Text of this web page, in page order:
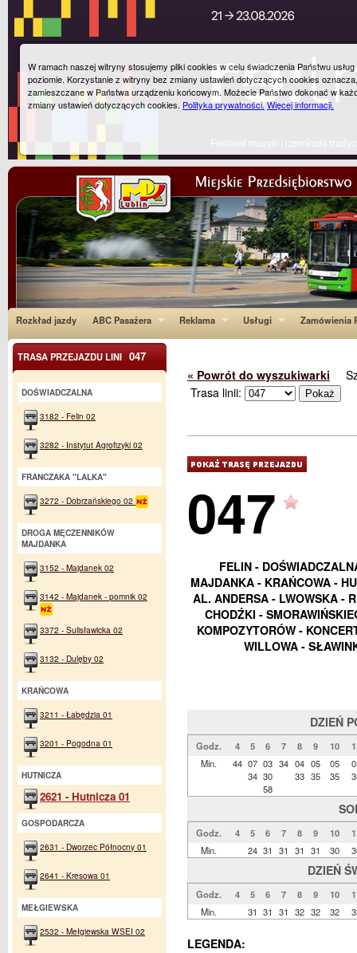
Rozkład jazdy ABC Pasażera Reklama Usługi Zamówienia
« Powrót do wyszukiwarki
Trasa linii:
047
FELIN -
MAJDANKA - KRAŃCOWA -
AL. ANDERSA - LWOWSKA -
CHODŹKI -
KOMPOZYTORÓW -
WILLOWA -
DZIEŃ
Godz. 4 5 6 7 8 9 10
Min.
44 07
34
03
30
58
34 04
33
05
35
05
35
Godz. 4 5 6 7 8 9 10
Min.
24 31 31 31 31 30
DZIEŃ
Godz. 4 5 6 7 8 9 10
Min.
31 31 31 32 32 32
LEGENDA:
TRASA PRZEJAZDU LINI 047
DOŚWIADCZALNA
3182 - Felin 02
3282 - Instytut Agrofizyki 02
FRANCZAKA "LALKA"
3272 - Dobrzańskiego 02
DROGA MĘCZENNIKÓW
MAJDANKA
3152 - Majdanek 02
3142 - Majdanek - pomnik 02
3372 - Sulisławicka 02
3132 - Dulęby 02
KRAŃCOWA
3211 - Łabędzia 01
3201 - Pogodna 01
HUTNICZA
2621 - Hutnicza 01
GOSPODARCZA
2631 - Dworzec Północny 01
2641 - Kresowa 01
MEŁGIEWSKA
2532 - Mełgiewska WSEI 02
W ramach naszej witryny stosujemy pliki cookies w celu świadczenia Państwu
poziomie. Korzystanie z witryny bez zmiany ustawień dotyczących cookies
zamieszczane w Państwa urządzeniu końcowym. Możecie Państwo dokonać w
zmiany ustawień dotyczących cookies. Polityka prywatności.Więcej informacji.